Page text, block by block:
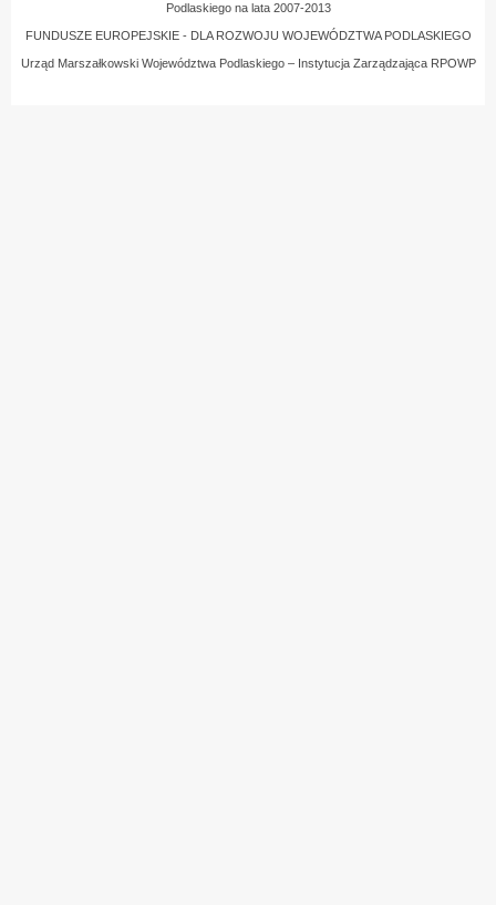
Podlaskiego na lata 2007-2013
FUNDUSZE EUROPEJSKIE - DLA ROZWOJU WOJEWÓDZTWA PODLASKIEGO
Urząd Marszałkowski Województwa Podlaskiego – Instytucja Zarządzająca RPOWP